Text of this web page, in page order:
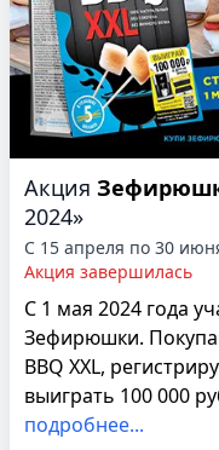
Акция
2024»
С 15 апреля по 30
Акция завершилась
С 1 мая 2024 года
Зефирюшки.
BBQ XXL,
выиграть 100 000
подробнее...